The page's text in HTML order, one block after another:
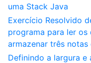
uma Stack Java
Exercício Resolvido
programa para ler
armazenar três notas
Definindo a largura e